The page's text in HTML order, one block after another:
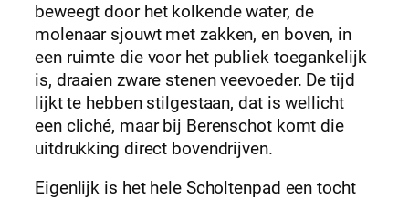
beweegt door het kolkende water, de
molenaar sjouwt met zakken, en boven, in
een ruimte die voor het publiek toegankelijk
is, draaien zware stenen veevoeder. De tijd
lijkt te hebben stilgestaan, dat is wellicht
een cliché, maar bij Berenschot komt die
uitdrukking direct bovendrijven.
Eigenlijk is het hele Scholtenpad een tocht